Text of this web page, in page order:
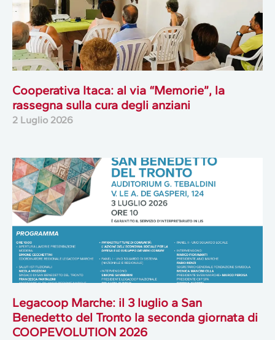
Cooperativa Itaca: al via “Memorie”, la
rassegna sulla cura degli anziani
2 Luglio 2026
Legacoop Marche: il 3 luglio a San
Benedetto del Tronto la seconda giornata di
COOPEVOLUTION 2026